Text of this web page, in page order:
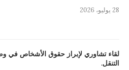
28 يوليو، 2026
لقاء تشاوري لإبراز حقوق الأشخاص في
التنقل.